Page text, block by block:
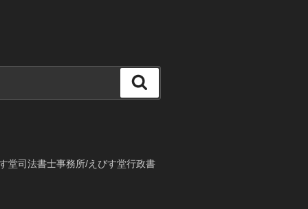
索
堂司法書士事務所/えびす堂行政書